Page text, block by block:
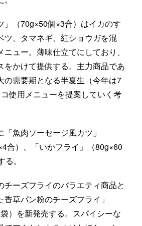
」（70g×50個×3合）はイカのす
ツ、タマネギ、紅ショウガを混
ュー。薄味仕立てにしており、
をかけて提供する。主力商品であ
の需要期となる半夏生（今年は7
使用メニューを提案していく考
魚肉ソーセージ風カツ」
合）、「いかフライ」（80g×60
。
チーズフライのバラエティ商品と
香草パン粉のチーズフライ」
）を新発売する。スパイシーな